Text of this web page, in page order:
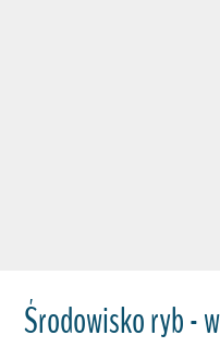
Środowisko ryb -